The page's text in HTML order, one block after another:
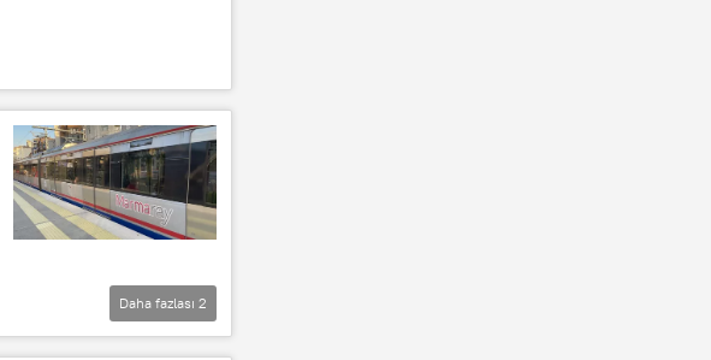
Daha fazlası 2